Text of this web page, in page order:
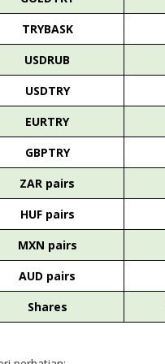
TRYBASK
USDRUB
USDTRY
EURTRY
GBPTRY
ZAR pairs
HUF pairs
MXN pairs
AUD pairs
Shares